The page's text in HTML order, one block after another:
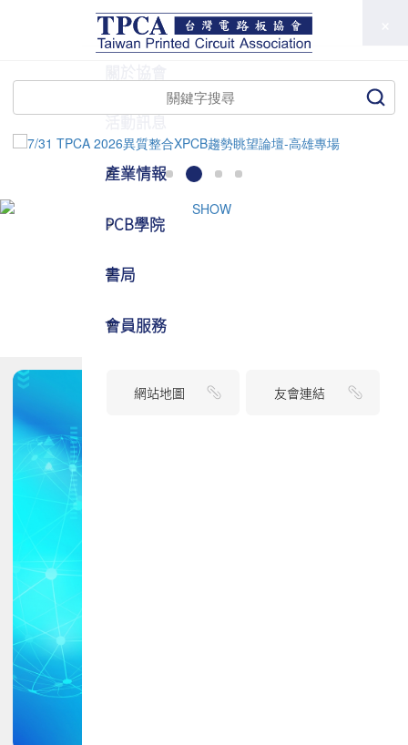
TPCA
活動訊息
產業情報
PCB學院
書局
會員服務
網站地圖 友會連結